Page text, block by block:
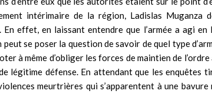
intérimaire de la région, Ladislas Muganza
En effet, en laissant entendre que l’armée a agi
peut se poser la question de savoir de quel type
à même d’obliger les forces de maintien de
légitime défense. En attendant que les enquêtes
meurtrières qui s’apparentent à une